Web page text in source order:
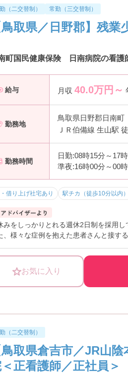
（二交替制） 常勤（三交替制）
鳥取県／日野郡】残
町国民健康保険 日南病院の看護
給与 月収 40.0万円～
勤務地
鳥取県日野郡日南町
ＪＲ伯備線 生山駅
勤務時間
日勤:08時15分～17
準夜:16時00分～00
借り上げ社宅あり 駅チカ（徒歩10分以内）
みをしっかりとれる週休2日制を採用
、様々な症例を抱えた患者さんと接す
お気に入り
（二交替制）
鳥取県倉吉市／JR山
＜正看護師／正社員＞